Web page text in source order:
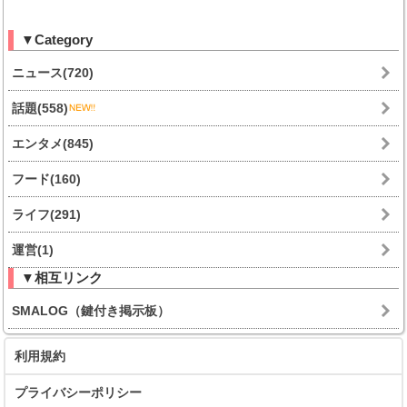
▼Category
ニュース(720)
話題(558)
エンタメ(845)
フード(160)
ライフ(291)
運営(1)
▼相互リンク
SMALOG（鍵付き掲示板）
利用規約
プライバシーポリシー